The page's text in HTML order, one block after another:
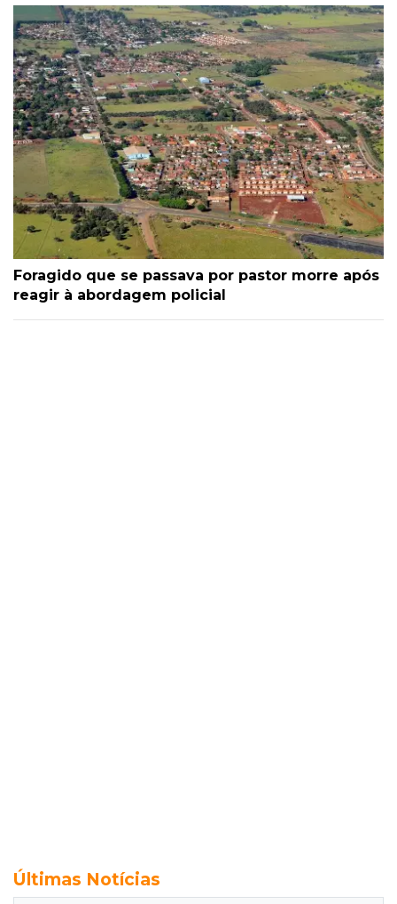
Foragido que se passava por pastor morre após
reagir à abordagem policial
Últimas Notícias